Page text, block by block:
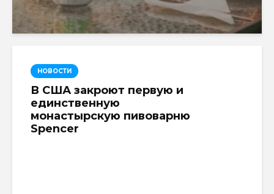
НОВОСТИ
В США закроют первую и
единственную
монастырскую пивоварню
Spencer